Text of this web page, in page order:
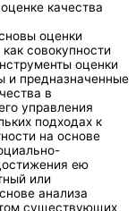
качества
оценки
совокупности
оценки
и предназначенные
в
управления
подходах к
на основе
ею
или
анализа
существующих